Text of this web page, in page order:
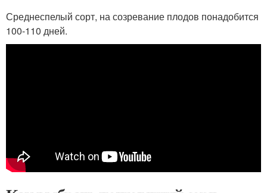
Среднеспелый сорт, на созревание плодов понадобится
100-110 дней.